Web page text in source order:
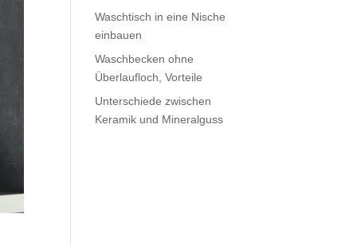
Waschtisch in eine Nische
einbauen
Waschbecken ohne
Überlaufloch, Vorteile
Unterschiede zwischen
Keramik und Mineralguss